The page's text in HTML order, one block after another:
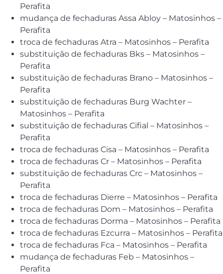
Perafita
mudança de fechaduras Assa Abloy – Matosinhos –
Perafita
troca de fechaduras Atra – Matosinhos – Perafita
substituição de fechaduras Bks – Matosinhos –
Perafita
substituição de fechaduras Brano – Matosinhos –
Perafita
substituição de fechaduras Burg Wachter –
Matosinhos – Perafita
substituição de fechaduras Cifial – Matosinhos –
Perafita
troca de fechaduras Cisa – Matosinhos – Perafita
troca de fechaduras Cr – Matosinhos – Perafita
substituição de fechaduras Crc – Matosinhos –
Perafita
troca de fechaduras Dierre – Matosinhos – Perafita
troca de fechaduras Dom – Matosinhos – Perafita
troca de fechaduras Dorma – Matosinhos – Perafita
troca de fechaduras Ezcurra – Matosinhos – Perafita
troca de fechaduras Fca – Matosinhos – Perafita
mudança de fechaduras Feb – Matosinhos –
Perafita